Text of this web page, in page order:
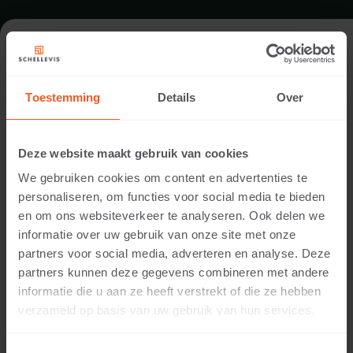
Toestemming Details Over
Deze website maakt gebruik van cookies
We gebruiken cookies om content en advertenties te
personaliseren, om functies voor social media te bieden
en om ons websiteverkeer te analyseren. Ook delen we
informatie over uw gebruik van onze site met onze
partners voor social media, adverteren en analyse. Deze
partners kunnen deze gegevens combineren met andere
informatie die u aan ze heeft verstrekt of die ze hebben
verzameld op basis van uw gebruik van hun services.
GARTEN IN BEEK-UBBERGEN
Architekt:
Standort:
Beek-Ubbergen
Anwendung:
Garten
Fotografie:
Cees Rijnen
Produkte:
Grossformatplatte 240x120x12 Grau
Grossformatplatte 120x120x12 Grau